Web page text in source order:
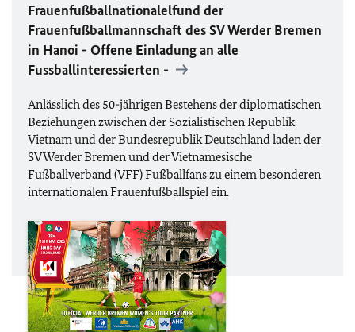
Frauenfußballnationalelfund der
Frauenfußballmannschaft des SV Werder Bremen
in Hanoi - Offene Einladung an alle
Fussballinteressierten -
Anlässlich des 50-jährigen Bestehens der diplomatischen
Beziehungen zwischen der Sozialistischen Republik
Vietnam und der Bundesrepublik Deutschland laden der
SV Werder Bremen und der Vietnamesische
Fußballverband (VFF) Fußballfans zu einem besonderen
internationalen Frauenfußballspiel ein.